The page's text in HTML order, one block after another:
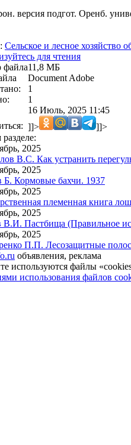
версия подгот. Оренб.
Сельское и лесное хозяйство
для чтения
файла11,8 МБ
Document Adobe
1
1
16 Июль, 2025 11:45
]]>
]]>
2025
В.С. Как устранить
2025
Б. Кормовые бахчи. 1937
2025
племенная книга
2025
В.И. Пастбища (Правильное
2025
П.П. Лесозащитные
объявления, реклама
используются файлы
использования файлов